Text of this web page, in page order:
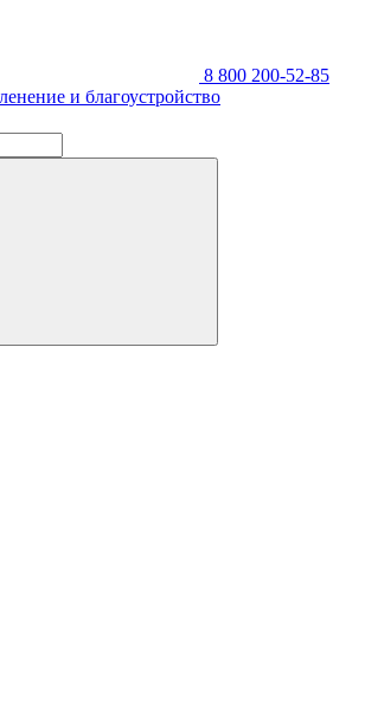
8 800 200-52-85
и благоустройство